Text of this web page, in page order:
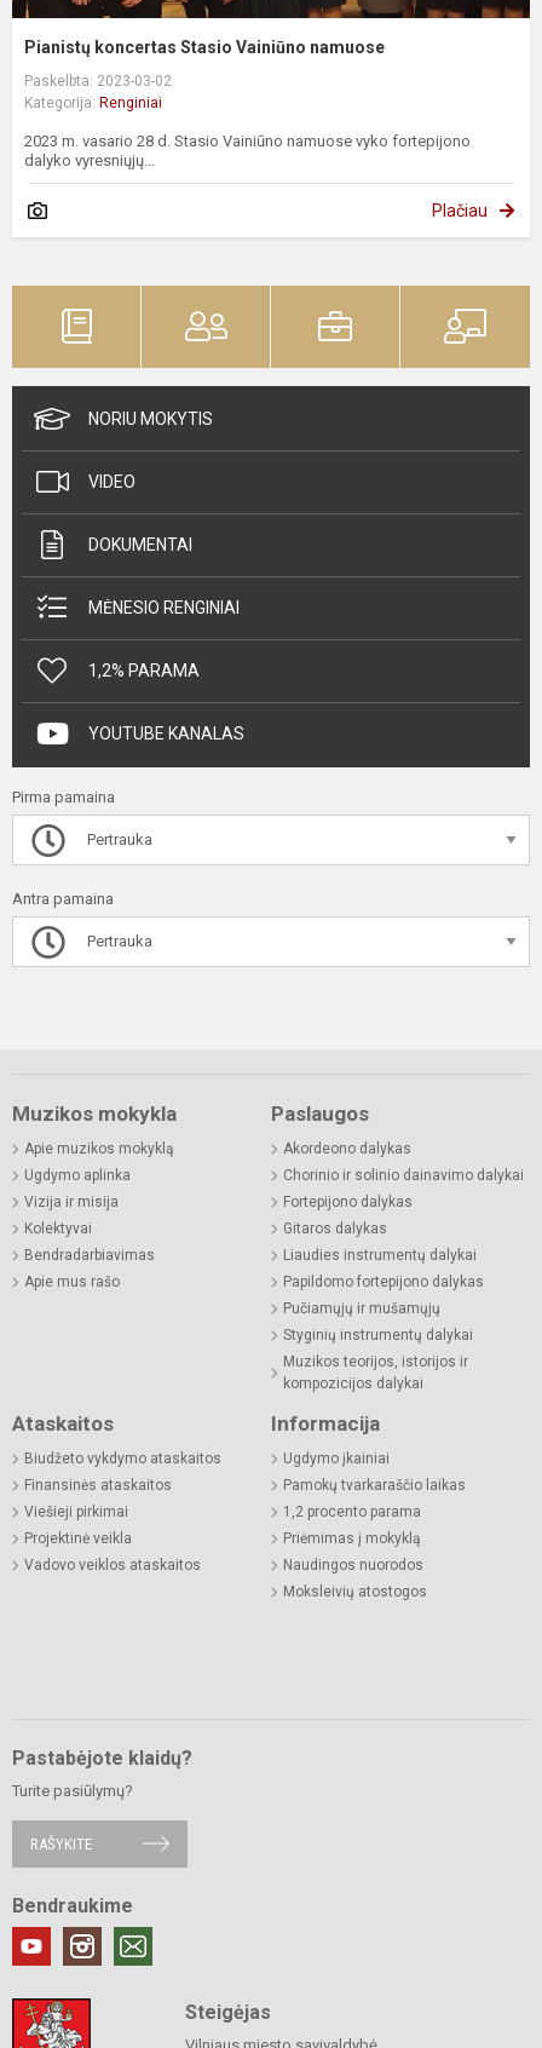
Pianistų koncertas Stasio Vainiūno namuose
Paskelbta: 2023-03-02
Kategorija: Renginiai
2023 m. vasario 28 d. Stasio Vainiūno namuose vyko fortepijono
dalyko vyresniųjų...
Plačiau
NORIU MOKYTIS
VIDEO
DOKUMENTAI
MĖNESIO RENGINIAI
1,2% PARAMA
YOUTUBE KANALAS
Pirma pamaina
Pertrauka
Antra pamaina
Pertrauka
Muzikos mokykla
Apie muzikos mokyklą
Ugdymo aplinka
Vizija ir misija
Kolektyvai
Bendradarbiavimas
Apie mus rašo
Paslaugos
Akordeono dalykas
Chorinio ir solinio dainavimo dalykai
Fortepijono dalykas
Gitaros dalykas
Liaudies instrumentų dalykai
Papildomo fortepijono dalykas
Pučiamųjų ir mušamųjų
Styginių instrumentų dalykai
Muzikos teorijos, istorijos ir
kompozicijos dalykai
Ataskaitos
Biudžeto vykdymo ataskaitos
Finansinės ataskaitos
Viešieji pirkimai
Projektinė veikla
Vadovo veiklos ataskaitos
Informacija
Ugdymo įkainiai
Pamokų tvarkaraščio laikas
1,2 procento parama
Priėmimas į mokyklą
Naudingos nuorodos
Moksleivių atostogos
Pastabėjote klaidų?
Turite pasiūlymų?
RAŠYKITE
Bendraukime
Steigėjas